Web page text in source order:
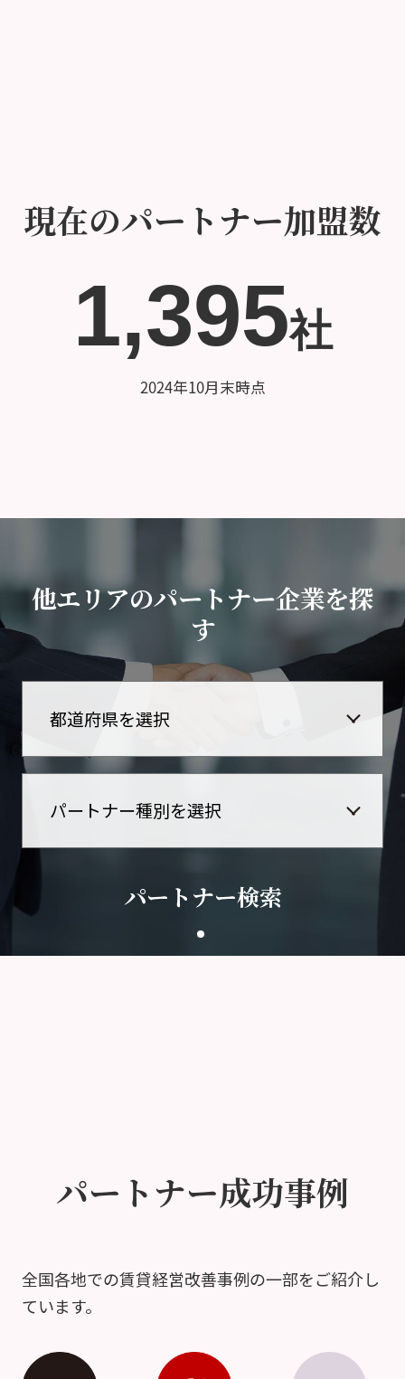
現在のパートナー加盟数
1,395社
2024年10月末時点
他エリアのパートナー企業を探
す
パートナー検索
パートナー成功事例
全国各地での賃貸経営改善事例の一部をご紹介し
ています。